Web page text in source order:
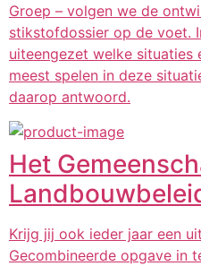
Groep – volgen we de
stikstofdossier op de voet.
uiteengezet welke situaties
meest spelen in deze
daarop antwoord.
Het
Krijg jij ook ieder jaar een
Gecombineerde opgave in